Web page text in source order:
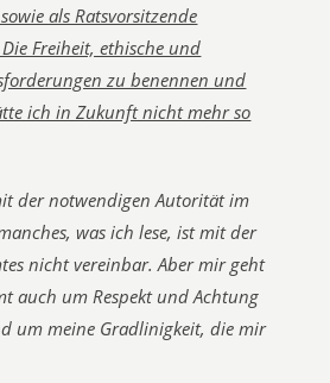
als Ratsvorsitzende
Freiheit, ethische und
zu benennen und
ich in Zukunft nicht mehr so
der notwendigen Autorität im
was ich lese, ist mit der
nicht vereinbar. Aber mir geht
auch um Respekt und Achtung
um meine Gradlinigkeit, die mir